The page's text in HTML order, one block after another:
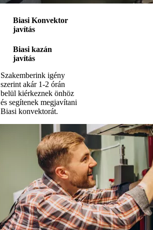
Biasi Konvektor
javítás
Biasi kazán
javítás
Szakemberink igény
szerint akár 1-2 órán
belül kiérkeznek önhöz
és segítenek megjavítani
Biasi konvektorát.